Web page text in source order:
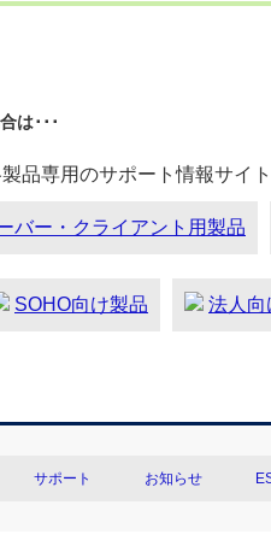
は･･･
品専用のサポート情報サイ
バー・クライアント用製品
SOHO向け製品 法人向
サポート お知らせ